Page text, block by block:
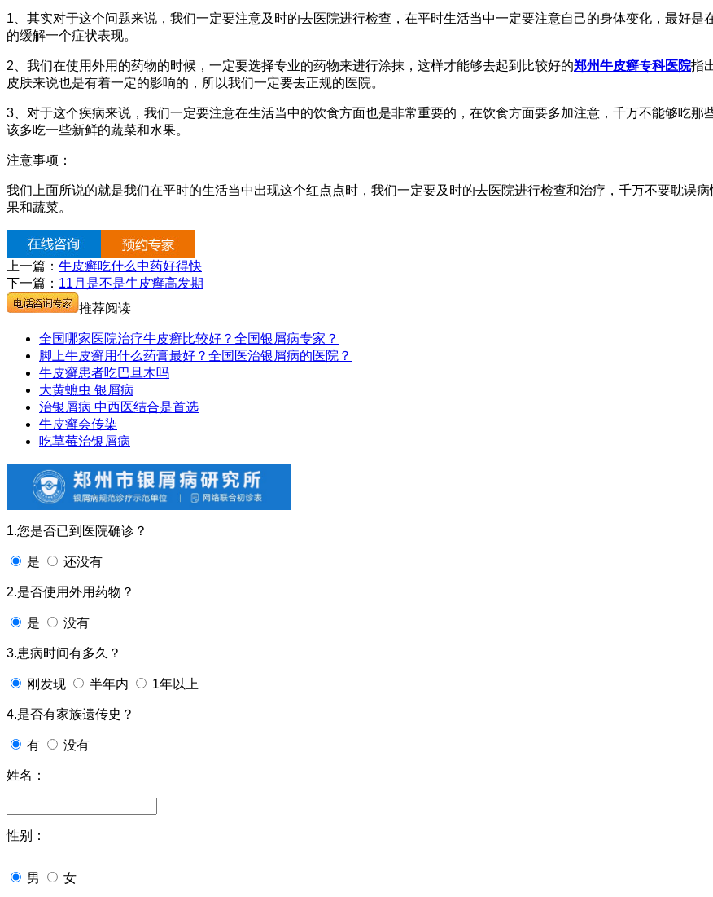
1、其实对于这个问题来说，我们一定要注意及时的去医院进行检查，在平时生活当中一定要注意自己的身体变化，最好
的缓解一个症状表现。
2、我们在使用外用的药物的时候，一定要选择专业的药物来进行涂抹，这样才能够去起到比较好的郑州牛皮癣专科医院指
皮肤来说也是有着一定的影响的，所以我们一定要去正规的医院。
3、对于这个疾病来说，我们一定要注意在生活当中的饮食方面也是非常重要的，在饮食方面要多加注意，千万不能够吃
该多吃一些新鲜的蔬菜和水果。
注意事项：
我们上面所说的就是我们在平时的生活当中出现这个红点点时，我们一定要及时的去医院进行检查和治疗，千万不要耽误
果和蔬菜。
上一篇： 牛皮癣吃什么中药好得快
下一篇： 11月是不是牛皮癣高发期
推荐阅读
全国哪家医院治疗牛皮癣比较好？全国银屑病专家？
脚上牛皮癣用什么药膏最好？全国医治银屑病的医院？
牛皮癣患者吃巴旦木吗
大黄蟅虫 银屑病
治银屑病 中西医结合是首选
牛皮癣会传染
吃草莓治银屑病
1.您是否已到医院确诊？
是 还没有
2.是否使用外用药物？
是 没有
3.患病时间有多久？
刚发现 半年内 1年以上
4.是否有家族遗传史？
有 没有
姓名：
性别：
男 女